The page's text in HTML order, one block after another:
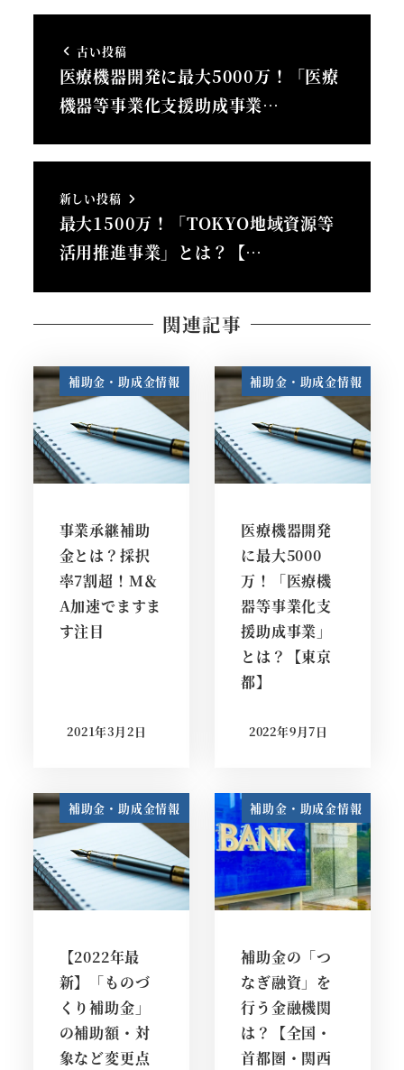
古い投稿
医療機器開発に最大5000万！「医療
機器等事業化支援助成事業…
新しい投稿
最大1500万！「TOKYO地域資源等
活用推進事業」とは？【…
関連記事
補助金・助成金情報
事業承継補助
金とは？採択
率7割超！M＆
A加速でますま
す注目
投稿日
2021年3月2日
補助金・助成金情報
医療機器開発
に最大5000
万！「医療機
器等事業化支
援助成事業」
とは？【東京
都】
投稿日
2022年9月7日
補助金・助成金情報
【2022年最
新】「ものづ
くり補助金」
の補助額・対
象など変更点
補助金・助成金情報
補助金の「つ
なぎ融資」を
行う金融機関
は？【全国・
首都圏・関西